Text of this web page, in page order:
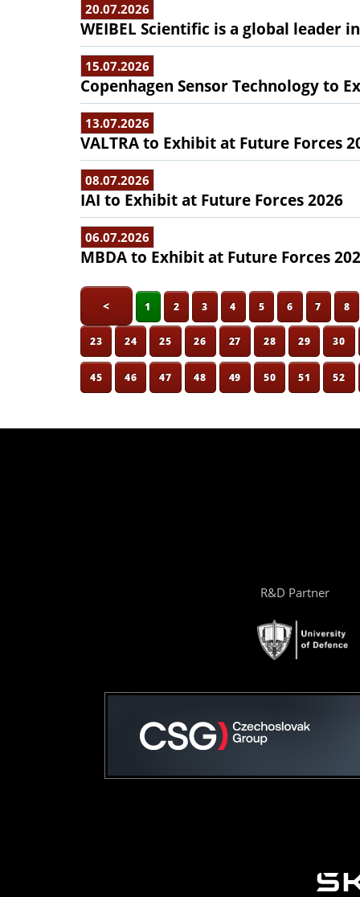
20.07.2026
WEIBEL Scientific is a global leader
15.07.2026
Copenhagen Sensor Technology to
13.07.2026
VALTRA to Exhibit at Future Forces
08.07.2026
IAI to Exhibit at Future Forces 2026
06.07.2026
MBDA to Exhibit at Future Forces
< 1 2 3 4 5 6 7 8
23 24 25 26 27 28 29 30
45 46 47 48 49 50 51 52
R&D Partner